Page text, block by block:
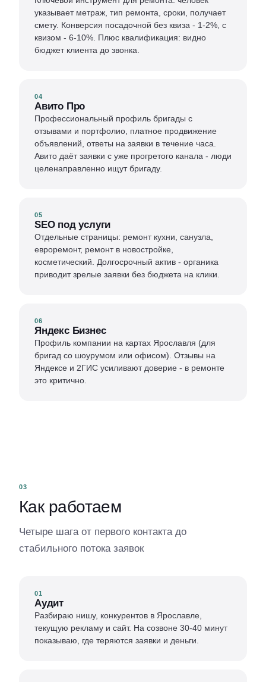
указывает метраж, тип ремонта, сроки, получает
смету. Конверсия посадочной без квиза - 1-2%, с
квизом - 6-10%. Плюс квалификация: видно
бюджет клиента до звонка.
04
Авито Про
Профессиональный профиль бригады с
отзывами и портфолио, платное продвижение
объявлений, ответы на заявки в течение часа.
Авито даёт заявки с уже прогретого канала - люди
целенаправленно ищут бригаду.
05
SEO под услуги
Отдельные страницы: ремонт кухни, санузла,
евроремонт, ремонт в новостройке,
косметический. Долгосрочный актив - органика
приводит зрелые заявки без бюджета на клики.
06
Яндекс Бизнес
Профиль компании на картах Ярославля (для
бригад со шоурумом или офисом). Отзывы на
Яндексе и 2ГИС усиливают доверие - в ремонте
это критично.
03
Как работаем
Четыре шага от первого контакта до
стабильного потока заявок
01
Аудит
Разбираю нишу, конкурентов в Ярославле,
текущую рекламу и сайт. На созвоне 30-40 минут
показываю, где теряются заявки и деньги.